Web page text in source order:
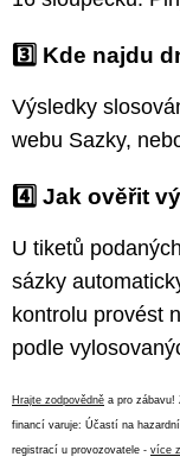
3️⃣ Kde najdu
Výsledky
webu Sazky,
4️⃣ Jak ověřit
U tiketů
sázky
kontrolu provést
podle
Hrajte zodpovědně a pro zábavu!
financí varuje: Účastí na
registrací u provozovatele - více